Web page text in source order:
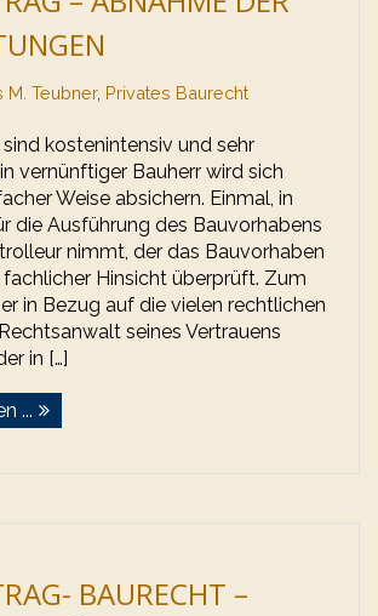
M. Teubner, Privates Baurecht
kostenintensiv und sehr
vernünftiger Bauherr wird sich
Weise absichern. Einmal, in
die Ausführung des Bauvorhabens
nimmt, der das Bauvorhaben
Hinsicht überprüft. Zum
in Bezug auf die vielen rechtlichen
seines Vertrauens
in […]
...
BAURECHT –